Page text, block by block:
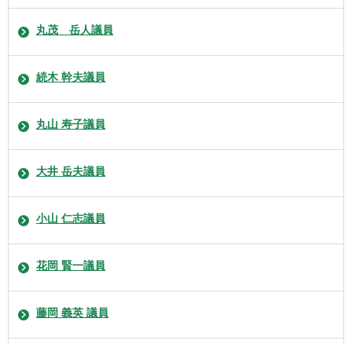
丸茂 岳人議員
続木 幹夫議員
丸山 寿子議員
大井 岳夫議員
小山 仁志議員
花岡 賢一議員
藤岡 義英 議員